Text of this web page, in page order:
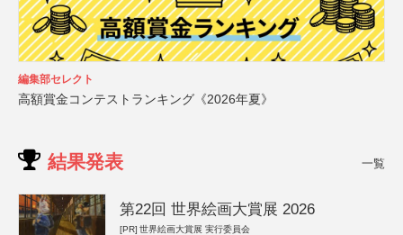
編集部セレクト
高額賞金コンテストランキング《2026年夏》
結果発表 一覧
第22回 世界絵画大賞展 2026
[PR] 世界絵画大賞展 実行委員会